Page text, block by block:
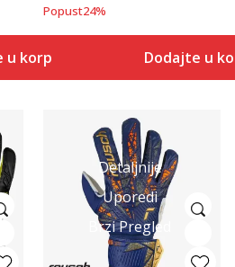
korpu
Popust24%
Dodajte u
Detaljnije
Uporedi
Brzi Pregled